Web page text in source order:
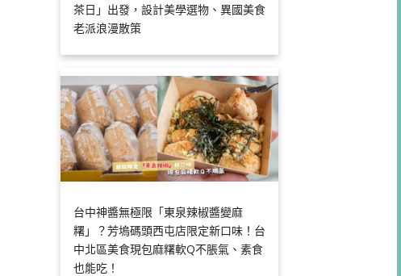
茶日」出發，設計美學選物、異國美食
老派浪漫散策
台中神醬無極限「東泉辣椒醬變麻
糬」？芳塢碼頭西屯店限定新口味！台
中北區美食現包麻糬軟Q不脹氣、素食
也能吃！